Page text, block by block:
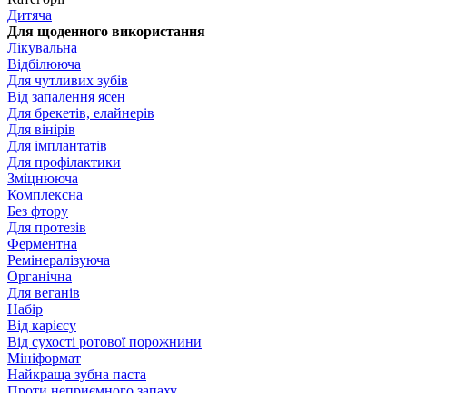
Дитяча
Для щоденного використання
Лікувальна
Відбілююча
Для чутливих зубів
Від запалення ясен
Для брекетів, елайнерів
Для вінірів
Для імплантатів
Для профілактики
Зміцнююча
Комплексна
Без фтору
Для протезів
Ферментна
Ремінералізуюча
Органічна
Для веганів
Набір
Від карієсу
Від сухості ротової порожнини
Мініформат
Найкраща зубна паста